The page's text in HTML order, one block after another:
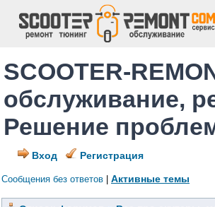
SCOOTER-
обслуживание,
Решение
Вход Регистрация
Сообщения без ответов Активные темы